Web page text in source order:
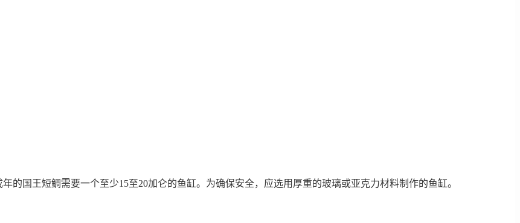
的国王短鲷需要一个至少15至20加仑的鱼缸。为确保安全，应选用厚重的玻璃或亚克力材料制作的鱼缸。